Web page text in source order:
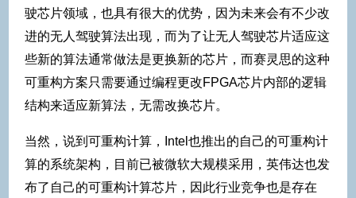
驶芯片领域，也具有很大的优势，因为未来会有不少改
进的无人驾驶算法出现，而为了让无人驾驶芯片适应这
些新的算法通常做法是更换新的芯片，而赛灵思的这种
可重构方案只需要通过编程更改FPGA芯片内部的逻辑
结构来适应新算法，无需改换芯片。
当然，说到可重构计算，Intel也推出的自己的可重构计
算的系统架构，目前已被微软大规模采用，英伟达也发
布了自己的可重构计算芯片，因此行业竞争也是存在